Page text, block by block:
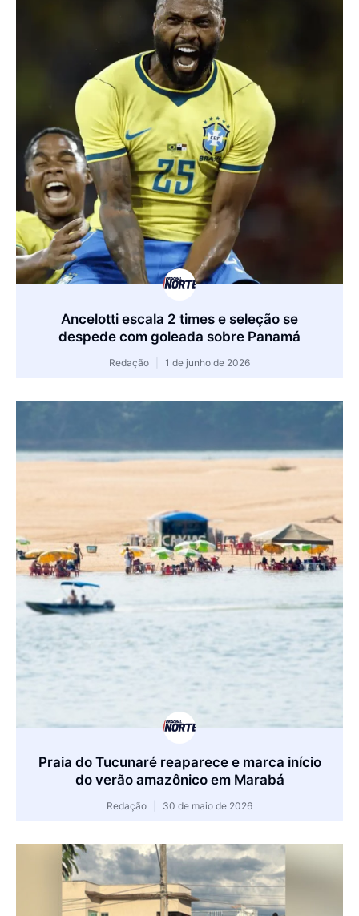
Ancelotti escala 2 times e seleção se
despede com goleada sobre Panamá
Redação 1 de junho de 2026
Praia do Tucunaré reaparece e marca início
do verão amazônico em Marabá
Redação 30 de maio de 2026